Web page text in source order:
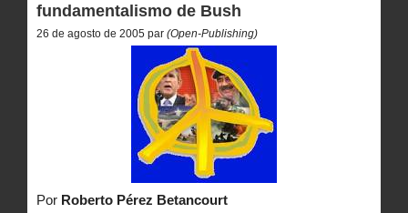
fundamentalismo de Bush
26 de agosto de 2005 par (Open-Publishing)
Por Roberto Pérez Betancourt